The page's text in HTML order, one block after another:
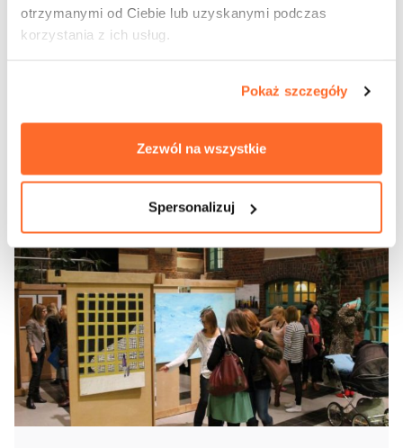
otrzymanymi od Ciebie lub uzyskanymi podczas
korzystania z ich usług.
Pokaż szczegóły
Zezwól na wszystkie
Spersonalizuj
Wystawa prac semestralnych pt.